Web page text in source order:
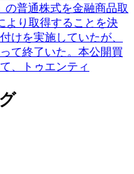
の普通株式を金融商品取
より取得することを決
けを実施していたが、
て終了いた。本公開買
、トゥエンティ